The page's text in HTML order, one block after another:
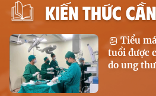
KIẾN THỨC
Tiểu
tuổi được
do ung thư